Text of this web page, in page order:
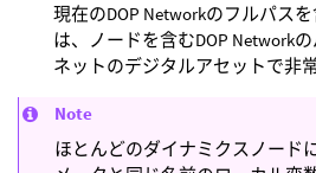
現在のDOP Networkのフルパス
は、ノードを含むDOP Network
ネットのデジタルアセットで非
Note
ほとんどのダイナミクスノード